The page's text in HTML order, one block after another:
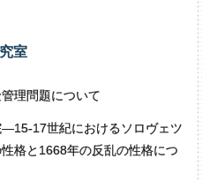
室
理問題について
17世紀におけるソロヴェツ
格と1668年の反乱の性格につ